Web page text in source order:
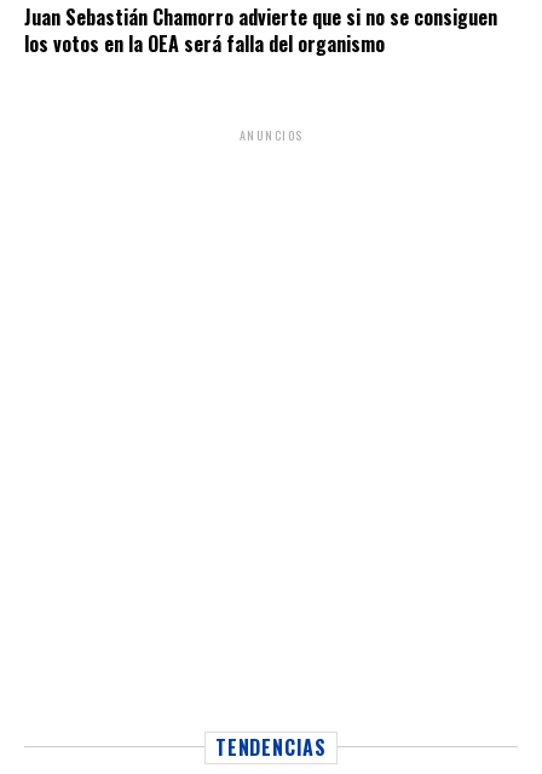
Juan Sebastián Chamorro advierte que si no se consiguen
los votos en la OEA será falla del organismo
ANUNCIOS
TENDENCIAS